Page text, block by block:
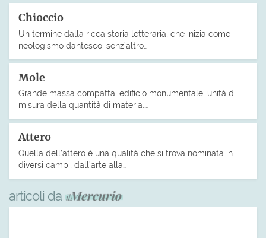
Chioccio
Un termine dalla ricca storia letteraria, che inizia come
neologismo dantesco; senz’altro…
Mole
Grande massa compatta; edificio monumentale; unità di
misura della quantità di materia.…
Attero
Quella dell’attero è una qualità che si trova nominata in
diversi campi, dall’arte alla…
articoli da